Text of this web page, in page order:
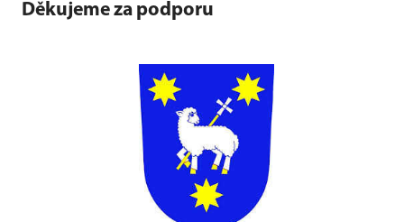
Děkujeme za podporu